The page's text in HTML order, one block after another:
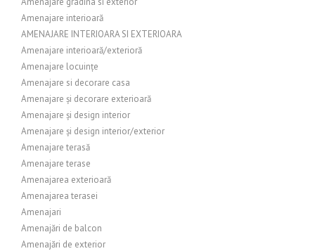
Amenajare interioară
AMENAJARE INTERIOARA SI EXTERIOARA
Amenajare interioară/exterioră
Amenajare locuințe
Amenajare si decorare casa
Amenajare și decorare exterioară
Amenajare și design interior
Amenajare și design interior/exterior
Amenajare terasă
Amenajare terase
Amenajarea exterioară
Amenajarea terasei
Amenajari
Amenajări de balcon
Amenajări de exterior